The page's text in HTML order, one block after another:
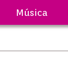
Música